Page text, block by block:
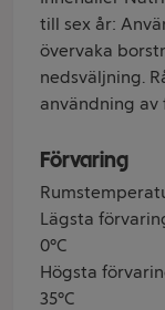
till sex år:
övervaka
nedsväljning.
användning
Förvaring
Lägsta
0°C
Högsta
35°C